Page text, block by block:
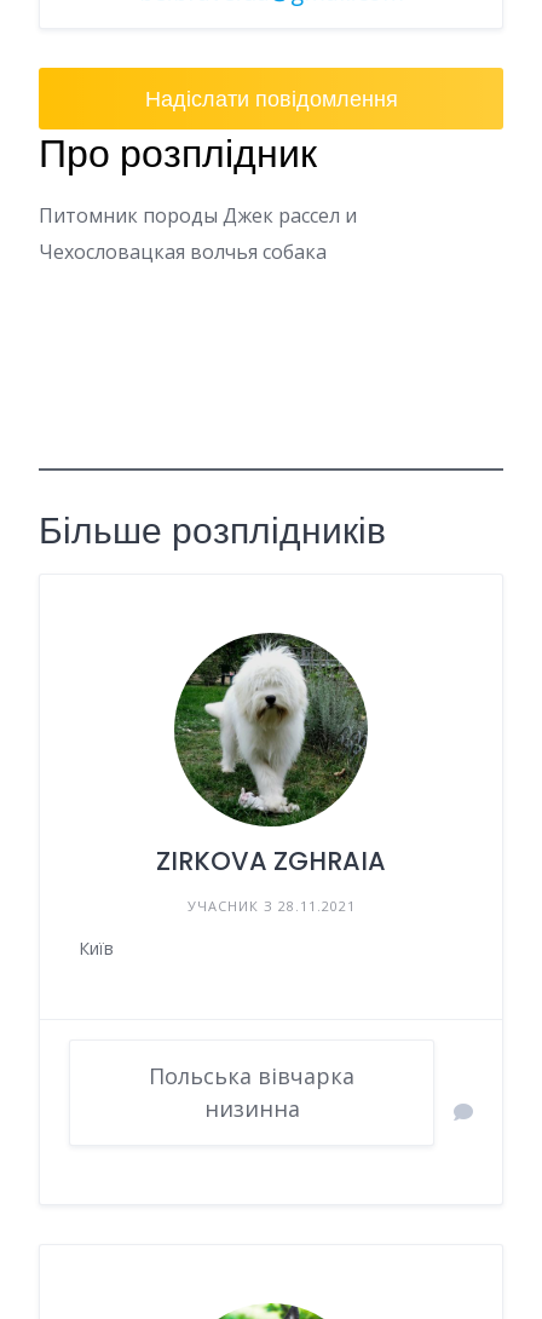
Надіслати повідомлення
Про розплідник
Питомник породы Джек рассел и
Чехословацкая волчья собака
Більше розплідників
ZIRKOVA ZGHRAIA
УЧАСНИК З 28.11.2021
Київ
Польська вівчарка
низинна